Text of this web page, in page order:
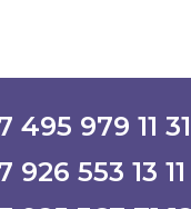
495 979 11 31
926 553 13 11